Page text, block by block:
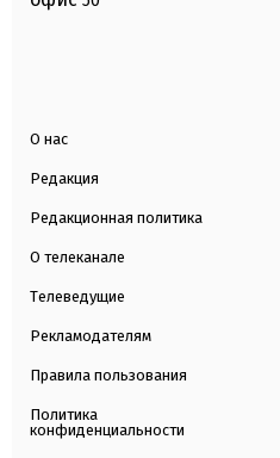
О нас
Редакция
Редакционная политика
О телеканале
Телеведущие
Рекламодателям
Правила пользования
Политика
конфиденциальности